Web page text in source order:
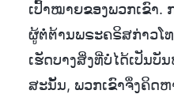
ເປົ້າໝາຍຂອງພວກເຂົາ
ຜູ້ຕໍ່ຕ້ານພຣະຄຣິສກ່າວໂທ
ເຮັດບາງສິ່ງທີ່ບໍ່ໄດ້ເປັນບັ
ສະນັ້ນ, ພວກເຂົາຈຶ່ງຄິດຫ